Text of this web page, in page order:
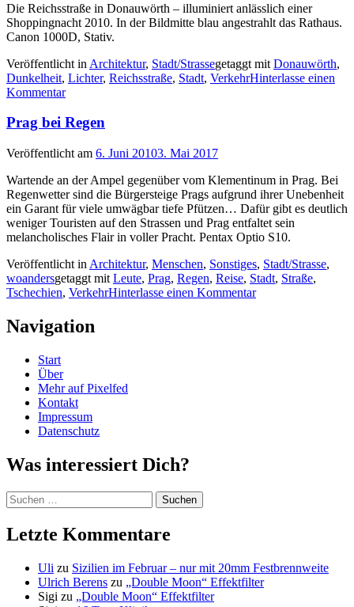
Die Reichsstraße in Donauwörth – illuminiert anlässlich einer
Shoppingnacht 2010. In der Bildmitte blau angestrahlt das Rathaus.
Canon 1000D, Stativ.
Veröffentlicht in Architektur, Stadt/Strassegetaggt mit Donauwörth,
Dunkelheit, Lichter, Reichsstraße, Stadt, VerkehrHinterlasse einen
Kommentar
Prag bei Regen
Veröffentlicht am 6. Juni 20103. Mai 2017
Wartende an der Ampel gegenüber vom Klementinum in Prag. Bei
Regenwetter sind die Bürgersteige Prags aufgrund ihrer Unebenheit
ein Garant für viele umwägbar tiefe Pfützen… Dafür gibt es deutlich
weniger Touristen auf den Strassen und Prag entfaltet sein
melancholisches Flair in voller Pracht. Pentax Optio S10.
Veröffentlicht in Architektur, Menschen, Sonstiges, Stadt/Strasse,
woandersgetaggt mit Leute, Prag, Regen, Reise, Stadt, Straße,
Tschechien, VerkehrHinterlasse einen Kommentar
Navigation
Start
Über
Mehr auf Pixelfed
Kontakt
Impressum
Datenschutz
Was interessiert Dich?
Suchen
nach:
Letzte Kommentare
Uli zu Sizilien im Februar – nur mit 20mm Festbrennweite
Ulrich Berens zu „Double Moon“ Effektfilter
Sigi zu „Double Moon“ Effektfilter